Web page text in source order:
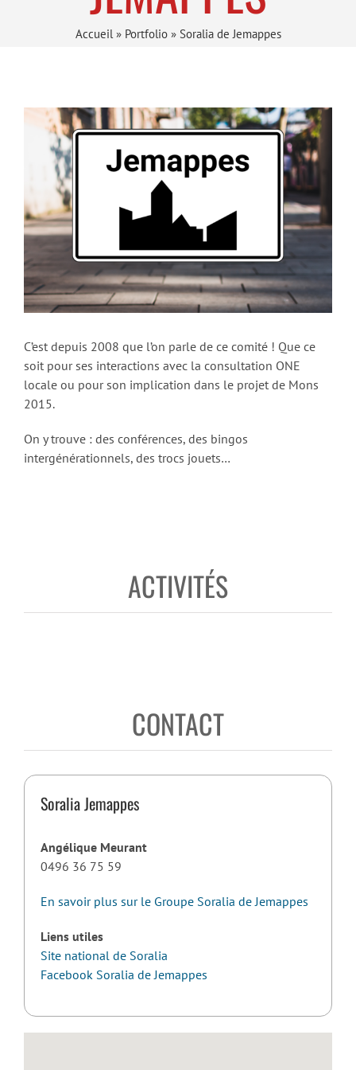
Accueil » Portfolio» Soralia de Jemappes
C’est depuis 2008 que l’on parle de ce comité ! Que ce
soit pour ses interactions avec la consultation ONE
locale ou pour son implication dans le projet de Mons
2015.
On y trouve : des conférences, des bingos
intergénérationnels, des trocs jouets…
ACTIVITÉS
CONTACT
Soralia Jemappes
Angélique Meurant
0496 36 75 59
En savoir plus sur le Groupe Soralia de Jemappes
Liens utiles
Site national de Soralia
Facebook Soralia de Jemappes